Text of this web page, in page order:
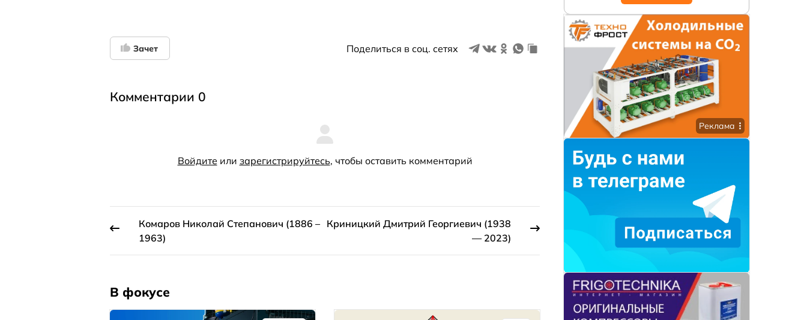
Зачет Поделиться в соц. сетях
Комментарии 0
Войдите или зарегистрируйтесь, чтобы оставить комментарий
Комаров Николай Степанович (1886 –
1963)
Криницкий Дмитрий Георгиевич (1938
— 2023)
В фокусе
Реклама